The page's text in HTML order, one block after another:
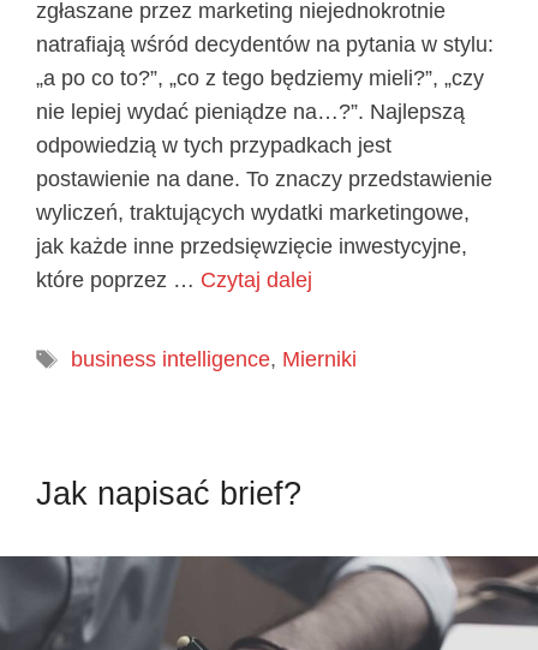
zgłaszane przez marketing niejednokrotnie
natrafiają wśród decydentów na pytania w stylu:
„a po co to?”, „co z tego będziemy mieli?”, „czy
nie lepiej wydać pieniądze na…?”. Najlepszą
odpowiedzią w tych przypadkach jest
postawienie na dane. To znaczy przedstawienie
wyliczeń, traktujących wydatki marketingowe,
jak każde inne przedsięwzięcie inwestycyjne,
które poprzez … Czytaj dalej
Tagi
business intelligence, Mierniki
Jak napisać brief?